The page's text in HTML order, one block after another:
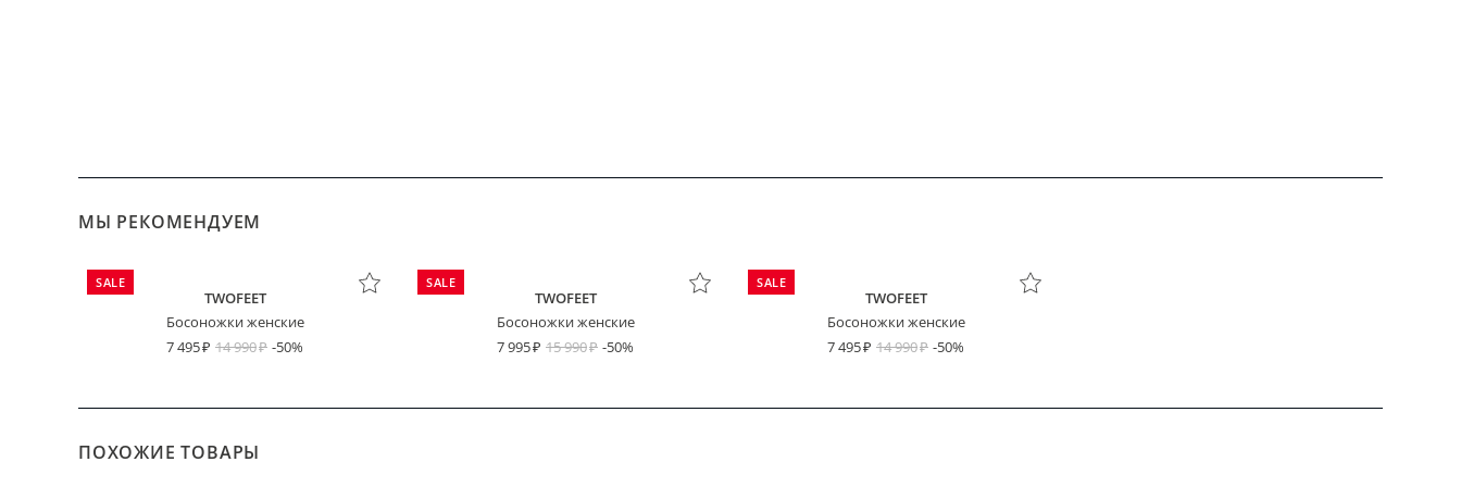
МЫ РЕКОМЕНДУЕМ
SALE
TWOFEET
Босоножки женские
7 495
14 990 -50%
SALE
TWOFEET
Босоножки женские
7 995
15 990 -50%
SALE
TWOFEET
Босоножки женские
7 495
14 990 -50%
ПОХОЖИЕ ТОВАРЫ